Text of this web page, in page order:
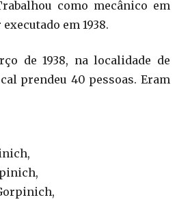
como mecânico em
em 1938.
de 1938, na localidade de
prendeu 40 pessoas. Eram